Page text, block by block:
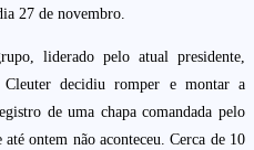
27 de novembro.
liderado pelo atual presidente,
decidiu romper e montar a
de uma chapa comandada pelo
ontem não aconteceu. Cerca de 10